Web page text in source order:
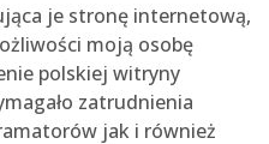
je stronę internetową,
moją osobę
polskiej witryny
zatrudnienia
jak i również